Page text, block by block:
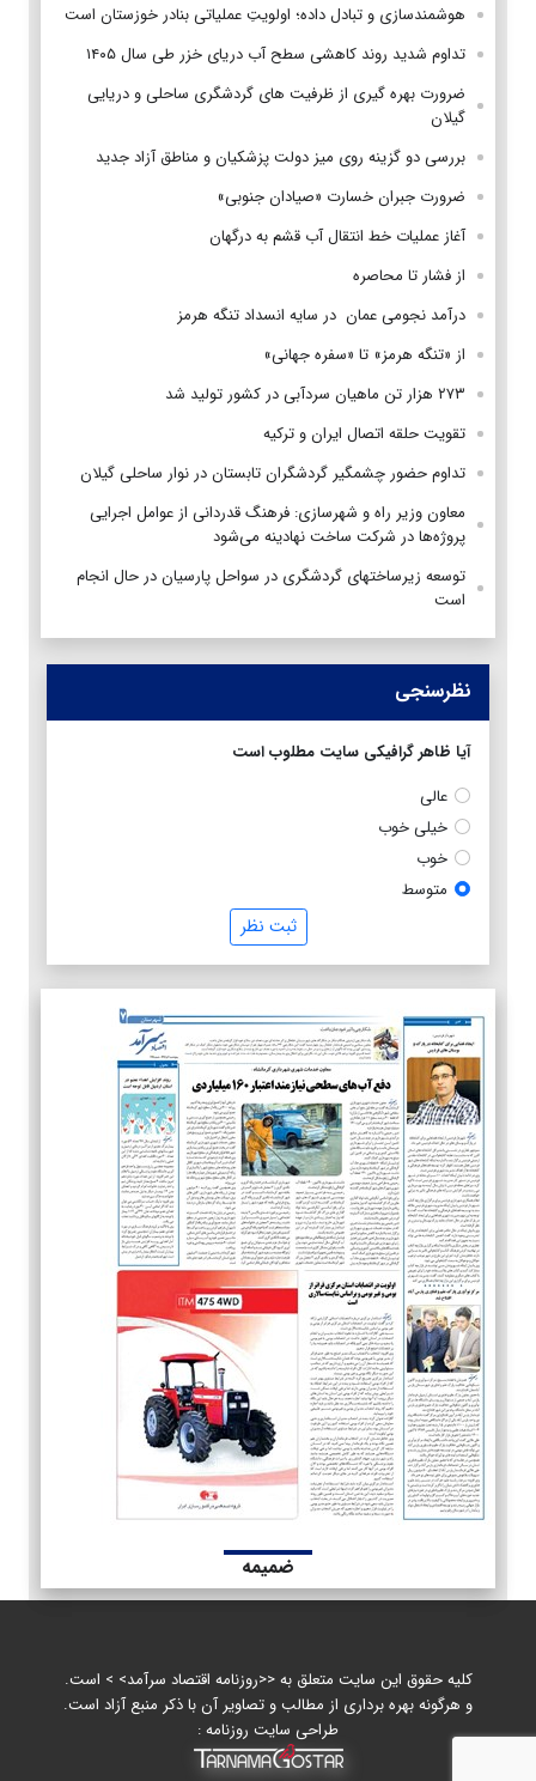
هوشمندسازی و تبادل داده؛ اولویتِ عملیاتی بنادر خوزستان است
تداوم شدید روند کاهشی سطح آب دریای خزر طی سال ۱۴۰۵
ضرورت بهره گیری از ظرفیت های گردشگری ساحلی و دریایی
گیلان
بررسی دو گزینه روی میز دولت پزشکیان و مناطق آزاد جدید
ضرورت جبران خسارت «صیادان جنوبی»
آغاز عملیات خط انتقال آب قشم به درگهان
از فشار تا محاصره
درآمد نجومی عمان در سایه انسداد تنگه هرمز
از «تنگه هرمز» تا «سفره جهانی»
۲۷۳ هزار تن ماهیان سردآبی در کشور تولید شد
تقویت حلقه اتصال ایران و ترکیه
تداوم حضور چشمگیر گردشگران تابستان در نوار ساحلی گیلان
معاون وزیر راه و شهرسازی: فرهنگ قدردانی از عوامل اجرایی
پروژه‌ها در شرکت ساخت نهادینه می‌شود
توسعه زیرساختهای گردشگری در سواحل پارسیان در حال انجام
است
نظرسنجی
آیا ظاهر گرافیکی سایت مطلوب است
عالی
خیلی خوب
خوب
متوسط
ثبت نظر
ضمیمه
کلیه حقوق این سایت متعلق به <<روزنامه اقتصاد سرآمد> > است.
و هرگونه بهره برداری از مطالب و تصاویر آن با ذکر منبع آزاد است.
طراحی سایت روزنامه :